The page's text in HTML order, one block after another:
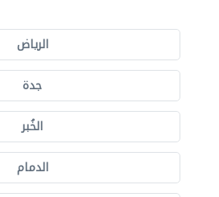
الرياض
جدة
الخُبر
الدمام